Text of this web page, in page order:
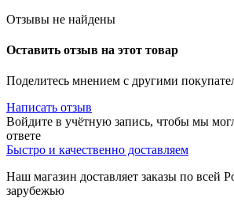
Отзывы не найдены
Оставить отзыв на этот товар
Поделитесь мнением с другими
Написать отзыв
Войдите в учётную запись, чтобы мы
ответе
Быстро и качественно доставляем
Наш магазин доставляет заказы по всей
зарубежью